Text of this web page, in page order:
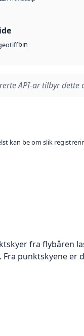
bin
API-ar tilbyr dette
kan be om slik
fra flybåren
punktskyene er